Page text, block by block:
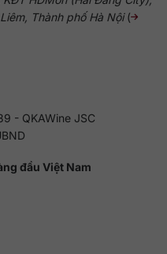
là 16-18 độ C, đừng
truyền thống của
đỏ hoặc những món
sản làm từ hầu, cua,
làm cho hương vị của
Thành phố Hà Nội(
- QKAWine JSC
đầu Việt Nam